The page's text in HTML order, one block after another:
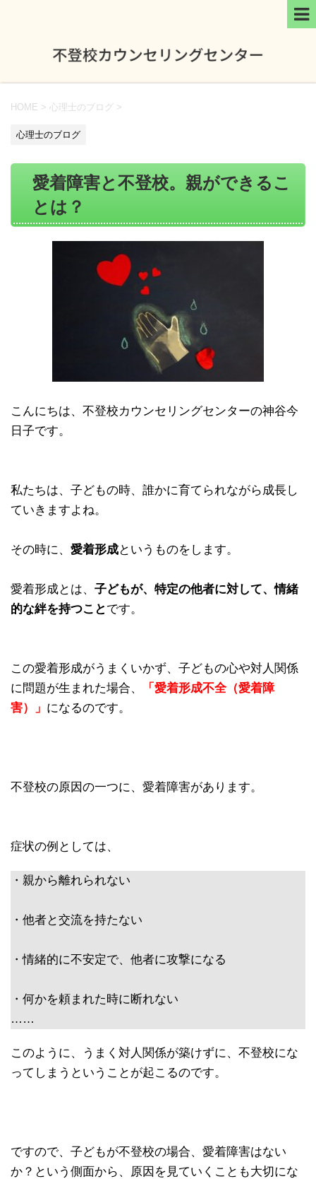
HOME > 心理士のブログ >
心理士のブログ
愛着障害と不登校。親ができるこ
とは？
こんにちは、不登校カウンセリングセンターの神谷今
日子です。
私たちは、子どもの時、誰かに育てられながら成長し
ていきますよね。
その時に、 愛着形成というものをします。
愛着形成とは、 子どもが、特定の他者に対して、情緒
的な絆を持つことです。
この愛着形成がうまくいかず、子どもの心や対人関係
に問題が生まれた場合、
「愛着形成不全（愛着障
害）」 になるのです。
不登校の原因の一つに、愛着障害があります。
症状の例としては、
・親から離れられない
・他者と交流を持たない
・情緒的に不安定で、他者に攻撃になる
・何かを頼まれた時に断れない
……
このように、うまく対人関係が築けずに、不登校にな
ってしまうということが起こるのです。
ですので、子どもが不登校の場合、愛着障害はない
か？という側面から、原因を見ていくことも大切にな